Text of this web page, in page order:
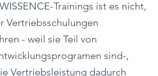
Trainings ist es nicht,
Vertriebsschulungen
- weil sie Teil von
sind-,
Vertriebsleistung dadurch